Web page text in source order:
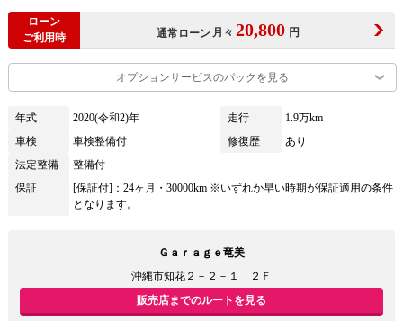
ローン
ご利用時
通常ローン 月々 20,800 円
オプションサービスのパックを見る
年式 2020(令和2)年 走行
1.9万km
車検
車検整備付 修復歴
あり
法定整備
整備付
保証
[保証付]：24ヶ月・30000km ※いずれか早い時期が保証適用の条件
となります。
Ｇａｒａｇｅ竜美
沖縄市知花２－２－１ ２Ｆ
販売店までのルートを見る